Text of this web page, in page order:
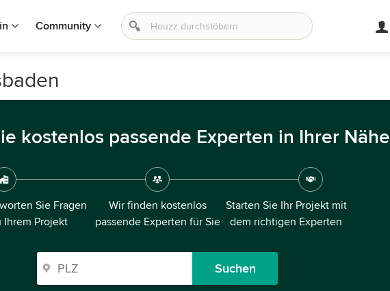
Community
kostenlos passende Experten in Ihrer Nähe
Sie Fragen
Ihrem Projekt
Wir finden kostenlos
passende Experten für Sie
Starten Sie Ihr Projekt mit
dem richtigen Experten
Suchen